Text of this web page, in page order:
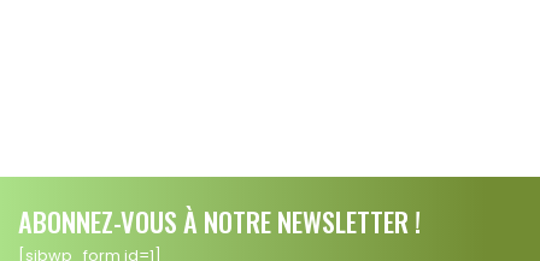
ABONNEZ-VOUS À NOTRE NEWSLETTER !
[sibwp_form id=1]